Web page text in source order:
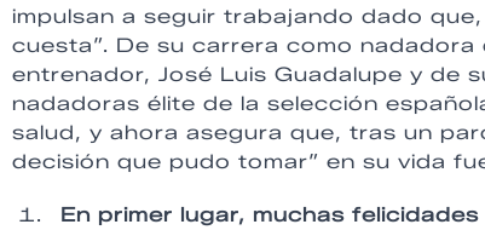
impulsan a seguir trabajando dado
cuesta”. De su carrera como
entrenador, José Luis Guadalupe y de
nadadoras élite de la selección
salud, y ahora asegura que, tras un
decisión que pudo tomar” en su vida
En primer lugar, muchas